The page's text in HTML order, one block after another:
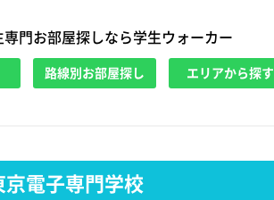
門お部屋探しなら学生ウォーカー
路線別お部屋探し エリアから探す
京電子専門学校